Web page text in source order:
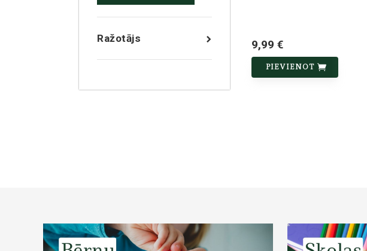
Ražotājs 9,99 €
PIEVIENOT